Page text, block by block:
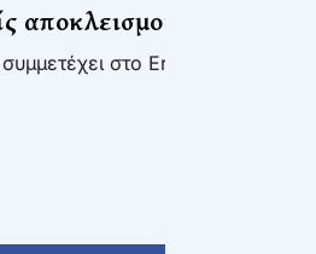
αποκλεισμούς για
στο Erasmus+